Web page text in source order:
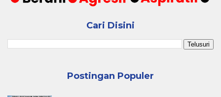
Cari Disini
Postingan Populer